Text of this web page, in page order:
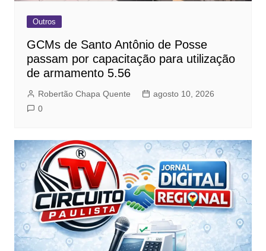
Outros
GCMs de Santo Antônio de Posse
passam por capacitação para utilização
de armamento 5.56
Robertão Chapa Quente
agosto 10, 2026
0